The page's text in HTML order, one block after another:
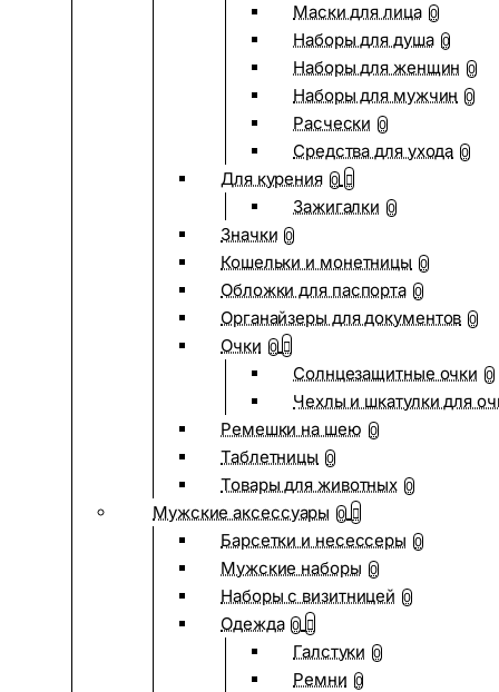
Маски для лица 0
Наборы для душа 0
Наборы для женщин 0
Наборы для мужчин 0
Расчески 0
Средства для ухода 0
Для курения 0
Зажигалки 0
Значки 0
Кошельки и монетницы 0
Обложки для паспорта 0
Органайзеры для документов 0
Очки 0
Солнцезащитные очки 0
Чехлы и шкатулки для
Ремешки на шею 0
Таблетницы 0
Товары для животных 0
Мужские аксессуары 0
Барсетки и несессеры 0
Мужские наборы 0
Наборы с визитницей 0
Одежда 0
Галстуки 0
Ремни 0